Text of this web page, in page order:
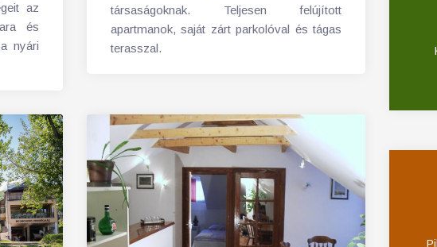
az
és
nyári
társaságoknak. Teljesen felújított
apartmanok, saját zárt parkolóval és tágas
terasszal.